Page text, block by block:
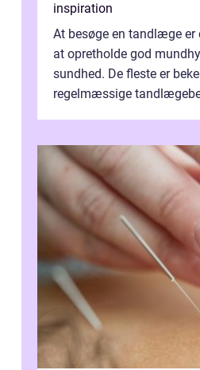
inspiration
At besøge en tandlæge er
at opretholde god
sundhed. De fleste er
regelmæssige